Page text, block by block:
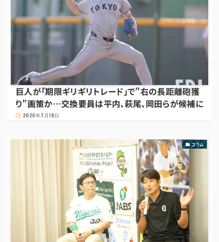
巨人が「期限ギリギリトレード」で”右の長距離砲獲
り”画策か…交換要員は平内、萩尾、岡田らが候補に
2026年7月18日
コラム